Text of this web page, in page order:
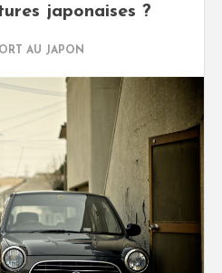
japonaises ?
AU JAPON